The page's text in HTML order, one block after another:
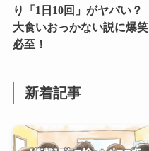
り「1日10回」がヤバい？
大食いおっかない説に爆笑
必至！
新着記事